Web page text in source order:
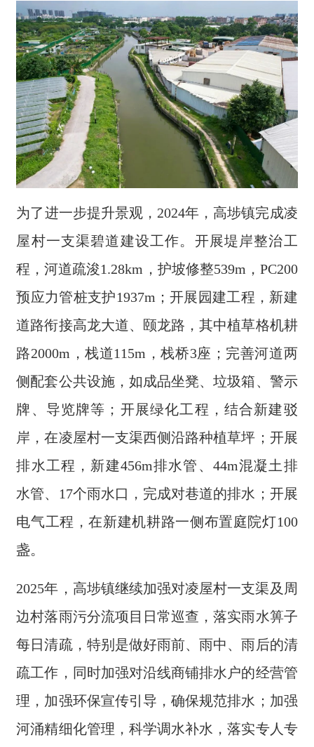
为了进一步提升景观，2024年，高埗镇完成凌
屋村一支渠碧道建设工作。开展堤岸整治工
程，河道疏浚1.28km，护坡修整539m，PC200
预应力管桩支护1937m；开展园建工程，新建
道路衔接高龙大道、颐龙路，其中植草格机耕
路2000m，栈道115m，栈桥3座；完善河道两
侧配套公共设施，如成品坐凳、垃圾箱、警示
牌、导览牌等；开展绿化工程，结合新建驳
岸，在凌屋村一支渠西侧沿路种植草坪；开展
排水工程，新建456m排水管、44m混凝土排
水管、17个雨水口，完成对巷道的排水；开展
电气工程，在新建机耕路一侧布置庭院灯100
盏。
2025年，高埗镇继续加强对凌屋村一支渠及周
边村落雨污分流项目日常巡查，落实雨水箅子
每日清疏，特别是做好雨前、雨中、雨后的清
疏工作，同时加强对沿线商铺排水户的经营管
理，加强环保宣传引导，确保规范排水；加强
河涌精细化管理，科学调水补水，落实专人专